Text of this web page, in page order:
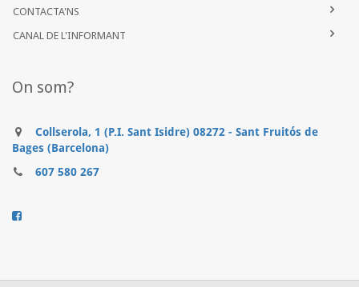
CONTACTA'NS
CANAL DE L'INFORMANT
On som?
Collserola, 1 (P.I. Sant Isidre) 08272 - Sant Fruitós de
Bages (Barcelona)
607 580 267